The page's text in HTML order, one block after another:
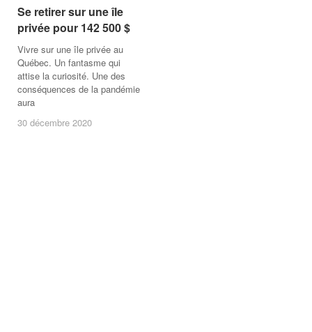
Se retirer sur une île
privée pour 142 500 $
Vivre sur une île privée au
Québec. Un fantasme qui
attise la curiosité. Une des
conséquences de la pandémie
aura
30 décembre 2020
Se retirer sur une île
privée pour 142 500 $
30 décembre 2020